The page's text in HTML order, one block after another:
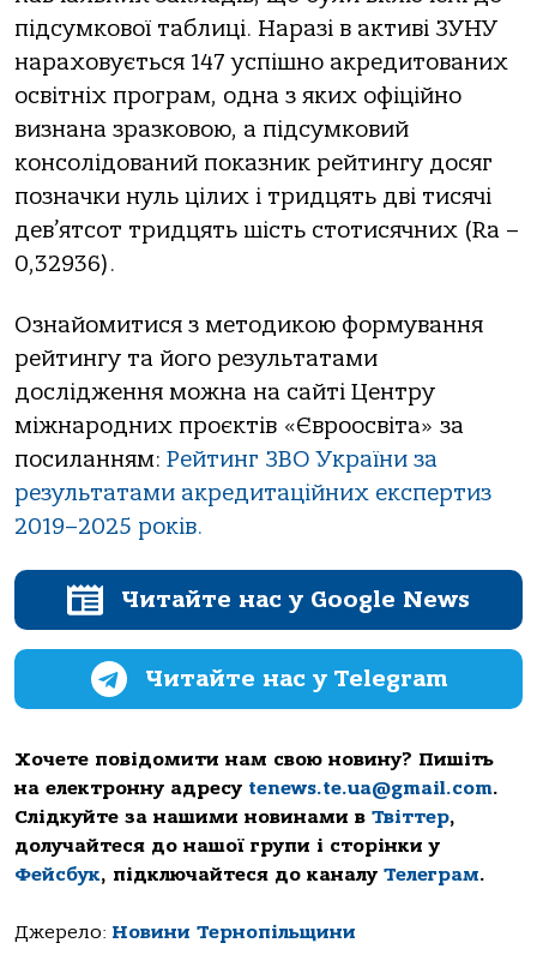
підсумкової таблиці. Наразі в активі ЗУНУ
нараховується 147 успішно акредитованих
освітніх програм, одна з яких офіційно
визнана зразковою, а підсумковий
консолідований показник рейтингу досяг
позначки нуль цілих і тридцять дві тисячі
дев’ятсот тридцять шість стотисячних (Ra –
0,32936).
Ознайомитися з методикою формування
рейтингу та його результатами
дослідження можна на сайті Центру
міжнародних проєктів «Євроосвіта» за
посиланням: Рейтинг ЗВО України за
результатами акредитаційних експертиз
2019–2025 років.
Читайте нас у Google News
Читайте нас у Telegram
Хочете повідомити нам свою новину? Пишіть
на електронну адресу tenews.te.ua@gmail.com.
Слідкуйте за нашими новинами в Твіттер,
долучайтеся до нашої групи і сторінки у
Фейсбук, підключайтеся до каналу Телеграм.
Джерело: Новини Тернопільщини